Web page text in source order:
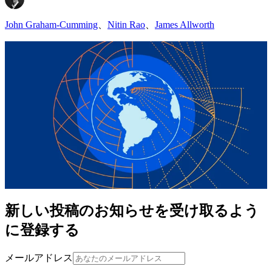
John Graham-Cumming Nitin Rao James Allworth
新しい投稿のお知らせを受け取るよう
に登録する
メールアドレス